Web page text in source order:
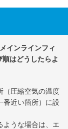
インラインフィ
はどうしたらよ
（圧縮空気の温度
番近い箇所）に設
ような場合は、エ